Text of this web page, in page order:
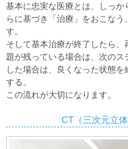
基本に忠実な医療とは、しっ
らに基づき「治療」をおこな
す。
そして基本治療が終了したら
題が残っている場合は、次の
した場合は、良くなった状態
する。
この流れが大切になります。
CT（三次元立